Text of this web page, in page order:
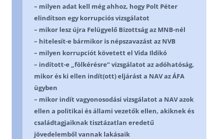
– milyen adat kell még ahhoz, hogy Polt Péter
elindítson egy korrupciós vizsgálatot
– mikor lesz újra Felügyelő Bizottság az MNB-nél
– hitelesít-e bármikor is népszavazást az NVB
– milyen korrupciót követett el Vida Ildikó
– indított-e „fölkérésre” vizsgálatot az adóhatóság,
mikor és ki ellen indít(ott) eljárást a NAV az ÁFA
ügyben
– mikor indít vagyonosodási vizsgálatot a NAV azok
ellen a politikai és állami vezetők ellen, akiknek és
családtagjaiknak tisztázatlan eredetű
jövedelemből vannak lakásaik